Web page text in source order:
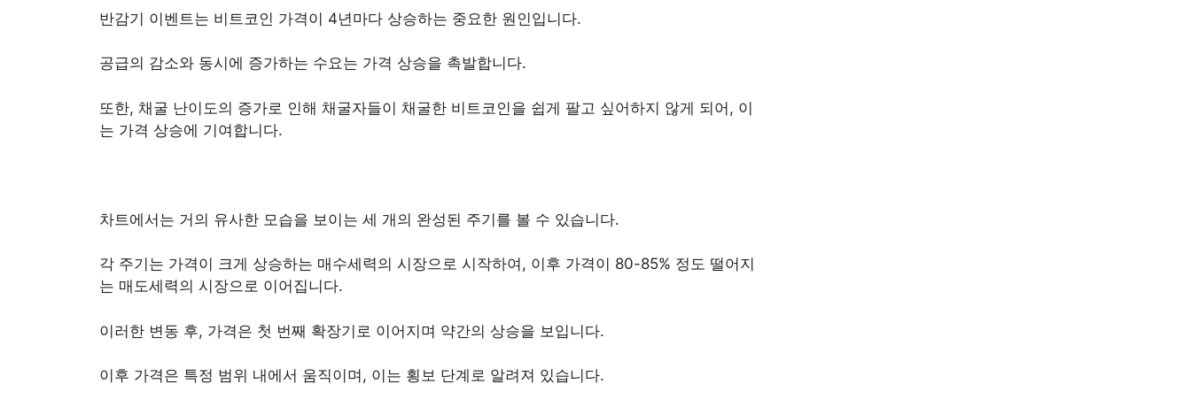
반감기 이벤트는 비트코인 가격이 4년마다 상승하는 중요한 원인입니다.
공급의 감소와 동시에 증가하는 수요는 가격 상승을 촉발합니다.
또한, 채굴 난이도의 증가로 인해 채굴자들이 채굴한 비트코인을 쉽게 팔고 싶어하지 않게 되어, 이
는 가격 상승에 기여합니다.
차트에서는 거의 유사한 모습을 보이는 세 개의 완성된 주기를 볼 수 있습니다.
각 주기는 가격이 크게 상승하는 매수세력의 시장으로 시작하여, 이후 가격이 80-85% 정도 떨어지
는 매도세력의 시장으로 이어집니다.
이러한 변동 후, 가격은 첫 번째 확장기로 이어지며 약간의 상승을 보입니다.
이후 가격은 특정 범위 내에서 움직이며, 이는 횡보 단계로 알려져 있습니다.